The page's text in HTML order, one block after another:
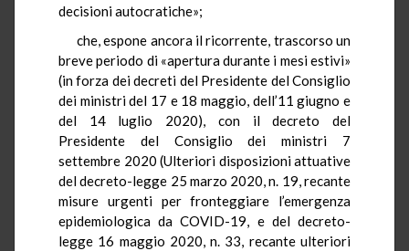
decisioni autocratiche»;
che, espone ancora il ricorrente, trascorso un
breve periodo di «apertura durante i mesi estivi»
(in forza dei decreti del Presidente del Consiglio
dei ministri del 17 e 18 maggio, dell’11 giugno e
del 14 luglio 2020), con il decreto del
Presidente del Consiglio dei ministri 7
settembre 2020 (Ulteriori disposizioni attuative
del decreto-legge 25 marzo 2020, n. 19, recante
misure urgenti per fronteggiare l’emergenza
epidemiologica da COVID-19, e del decreto-
legge 16 maggio 2020, n. 33, recante ulteriori